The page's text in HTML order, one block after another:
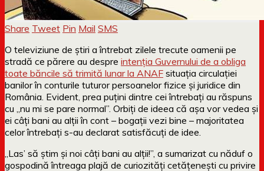
Share Tweet Pin Mail SMS
O televiziune de știri a întrebat zilele trecute oamenii pe
stradă ce părere au despre intenția Guvernului de a obliga
toate băncile să trimită lunar la ANAF situația circulației
banilor în conturile tuturor persoanelor fizice și juridice din
România. Evident, prea puțini dintre cei întrebați au răspuns
cu „nu mi se pare normal”. Orbiți de ideea că așa vor vedea și
ei câți bani au alții în cont – bogații vezi bine – majoritatea
celor întrebați s-au declarat satisfăcuți de idee.
„Las’ să știm și noi câți bani au alții!”, a sumarizat cu năduf o
gospodină întreaga plajă de curiozități cetățenești cu privire